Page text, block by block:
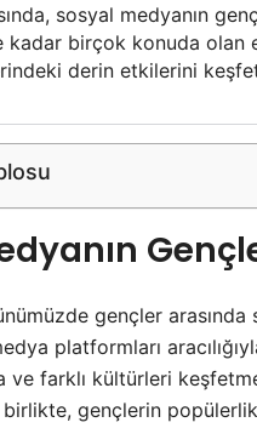
sosyal medyanın
kadar birçok konuda olan
derin etkilerini
gençler
platformları
ve farklı kültürleri
birlikte, gençlerin